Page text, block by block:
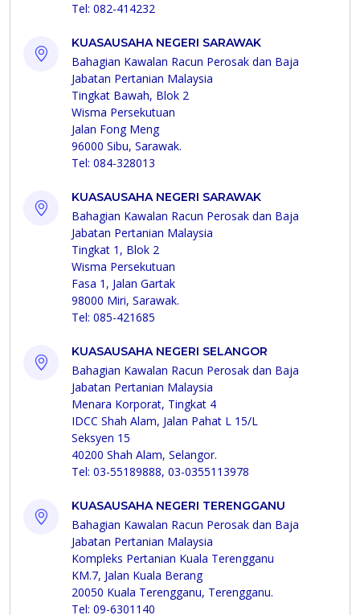
Tel: 082-414232
KUASAUSAHA NEGERI SARAWAK
Bahagian Kawalan Racun Perosak dan Baja
Jabatan Pertanian Malaysia
Tingkat Bawah, Blok 2
Wisma Persekutuan
Jalan Fong Meng
96000 Sibu, Sarawak.
Tel: 084-328013
KUASAUSAHA NEGERI SARAWAK
Bahagian Kawalan Racun Perosak dan Baja
Jabatan Pertanian Malaysia
Tingkat 1, Blok 2
Wisma Persekutuan
Fasa 1, Jalan Gartak
98000 Miri, Sarawak.
Tel: 085-421685
KUASAUSAHA NEGERI SELANGOR
Bahagian Kawalan Racun Perosak dan Baja
Jabatan Pertanian Malaysia
Menara Korporat, Tingkat 4
IDCC Shah Alam, Jalan Pahat L 15/L
Seksyen 15
40200 Shah Alam, Selangor.
Tel: 03-55189888, 03-0355113978
KUASAUSAHA NEGERI TERENGGANU
Bahagian Kawalan Racun Perosak dan Baja
Jabatan Pertanian Malaysia
Kompleks Pertanian Kuala Terengganu
KM.7, Jalan Kuala Berang
20050 Kuala Terengganu, Terengganu.
Tel: 09-6301140